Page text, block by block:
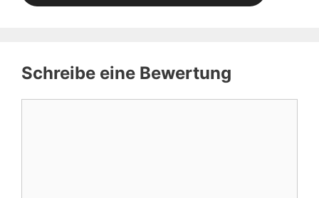
Schreibe eine Bewertung